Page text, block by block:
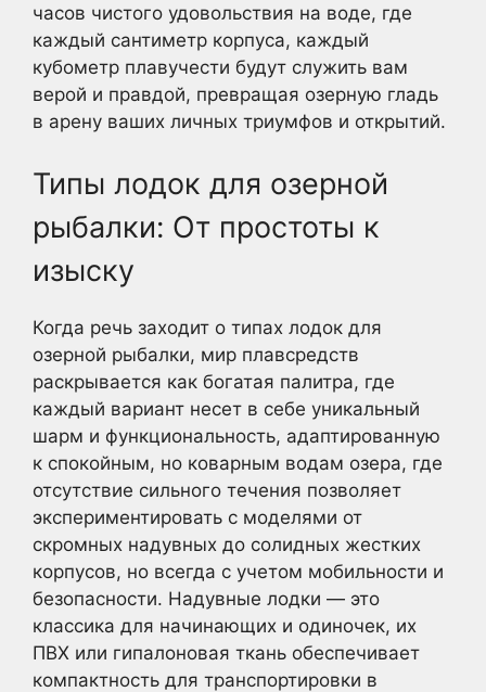
часов чистого удовольствия на воде, где
каждый сантиметр корпуса, каждый
кубометр плавучести будут служить вам
верой и правдой, превращая озерную гладь
в арену ваших личных триумфов и открытий.
Типы лодок для озерной
рыбалки: От простоты к
изыску
Когда речь заходит о типах лодок для
озерной рыбалки, мир плавсредств
раскрывается как богатая палитра, где
каждый вариант несет в себе уникальный
шарм и функциональность, адаптированную
к спокойным, но коварным водам озера, где
отсутствие сильного течения позволяет
экспериментировать с моделями от
скромных надувных до солидных жестких
корпусов, но всегда с учетом мобильности и
безопасности. Надувные лодки — это
классика для начинающих и одиночек, их
ПВХ или гипалоновая ткань обеспечивает
компактность для транспортировки в